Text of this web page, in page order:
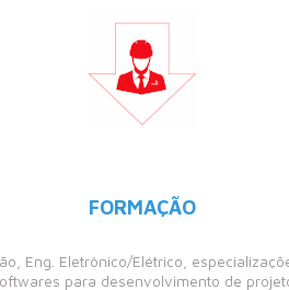
FORMAÇÃO
Eng. Eletrônico/Elétrico,
para desenvolvimento de